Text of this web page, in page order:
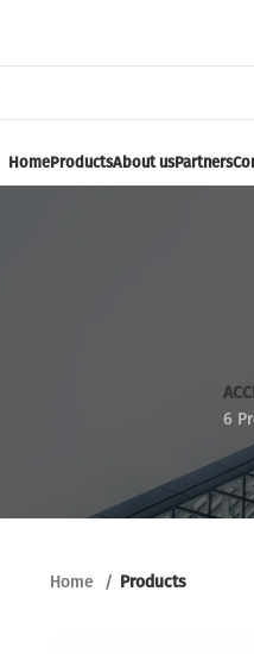
HomeProductsAbout usPartners
6
Home Products